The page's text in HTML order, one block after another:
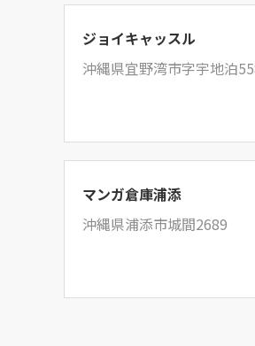
ジョイキャッスル
沖縄県宜野湾市字宇地泊
マンガ倉庫浦添
沖縄県浦添市城間2689